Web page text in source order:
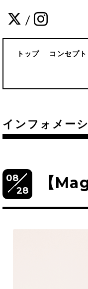
/
トップ コンセプト
インフォメー
08
28
【